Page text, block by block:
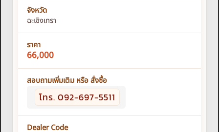
จังหวัด
ฉะเชิงเทรา
ราคา
66,000
สอบถามเพิ่มเติม หรือ สั่งซื้อ
โทร. 092-697-5511
Dealer Code